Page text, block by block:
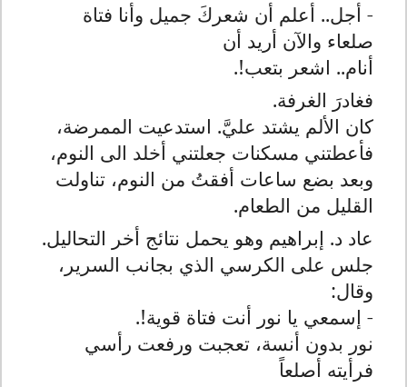
- أجل.. أعلم أن شعركَ جميل وأنا فتاة
صلعاء والآن أريد أن
أنام.. اشعر بتعب!.
فغادرَ الغرفة.
كان الألم يشتد عليَّ. استدعيت الممرضة،
فأعطتني مسكنات جعلتني أخلد الى النوم،
وبعد بضع ساعات أفقتُ من النوم، تناولت
القليل من الطعام.
عاد د. إبراهيم وهو يحمل نتائج أخر التحاليل.
جلس على الكرسي الذي بجانب السرير،
وقال:
- إسمعي يا نور أنت فتاة قوية!.
نور بدون أنسة، تعجبت ورفعت رأسي
فرأيته أصلعاً